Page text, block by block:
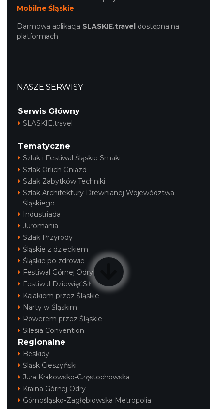
Mobilne Śląskie
Darmowa aplikacja SLASKIE.travel dostępna na
platformach
NASZE SERWISY
Serwis Główny
SLASKIE.travel
Tematyczne
Szlak i Festiwal Śląskie Smaki
Szlak Orlich Gniazd
Szlak Zabytków Techniki
Szlak Architektury Drewnianej Województwa
Śląskiego
Industriada
Juromania
Szlak Przyrody
Śląskie z dzieckiem
Śląskie po zdrowie
Festiwal Górnej Odry
Festiwal DziewięćSił
Kajakiem przez Śląskie
Narty w Śląskim
Rowerem przez Śląskie
Silesia Convention
Regionalne
Beskidy
Śląsk Cieszyński
Jura Krakowsko-Częstochowska
Kraina Górnej Odry
Górnośląsko-Zagłębiowska Metropolia